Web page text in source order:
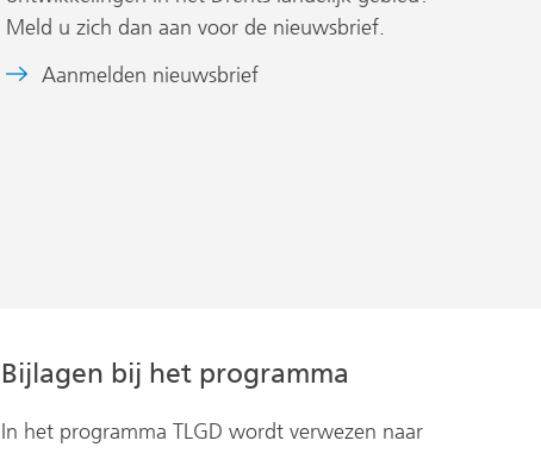
Meld u zich dan aan voor de nieuwsbrief.
Aanmelden nieuwsbrief(verwijst
Bijlagen bij het programma
In het programma TLGD wordt verwezen naar